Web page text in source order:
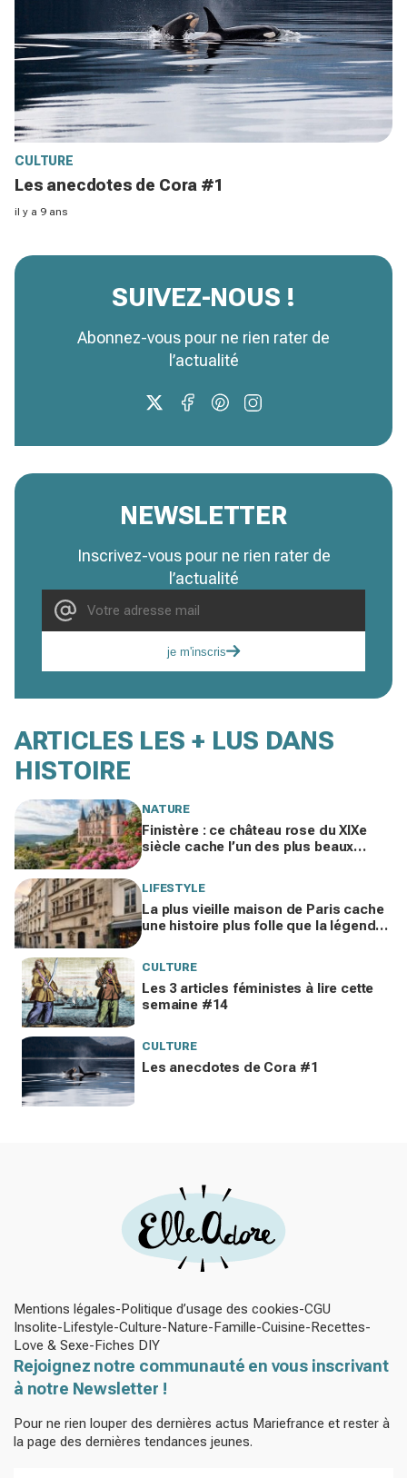
CULTURE
Les anecdotes de Cora #1
il y a 9 ans
SUIVEZ-NOUS !
Abonnez-vous pour ne rien rater de
l’actualité
NEWSLETTER
Inscrivez-vous pour ne rien rater de
l’actualité
je m'inscris
ARTICLES LES + LUS DANS
HISTOIRE
NATURE
Finistère : ce château rose du XIXe
siècle cache l’un des plus beaux
LIFESTYLE
La plus vieille maison de Paris cache
une histoire plus folle que la légende
CULTURE
Les 3 articles féministes à lire cette
semaine #14
CULTURE
Les anecdotes de Cora #1
Mentions légales Politique d’usage des cookies CGU
Insolite Lifestyle Culture Nature Famille Cuisine Recettes
Love & Sexe Fiches DIY
Rejoignez notre communauté en vous inscrivant
à notre Newsletter !
Pour ne rien louper des dernières actus Mariefrance et rester à
la page des dernières tendances jeunes.